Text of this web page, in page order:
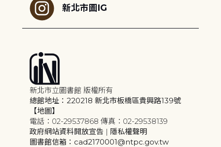
新北市圖IG
新北市立圖書館 版權所有
總館地址：220218 新北市板橋區貴興路139號
【地圖】
電話：02-29537868 傳真：02-29538139
政府網站資料開放宣告 | 隱私權聲明
圖書館信箱：cad2170001@ntpc.gov.tw